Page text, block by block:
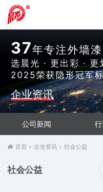
37年专注外墙漆
选晨光 · 更出彩 · 更
2025荣获隐形冠军
企业资讯
公司新闻
首页 企业资讯 社会公益
社会公益